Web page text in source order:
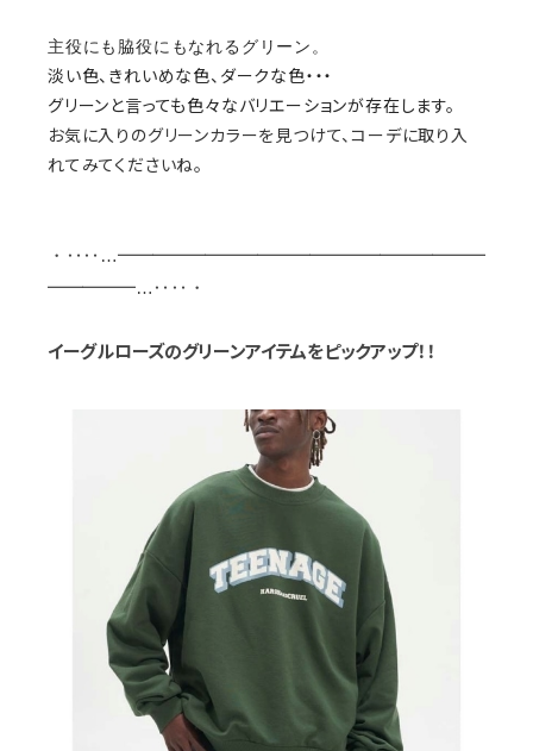
主役にも脇役にもなれるグリーン。
淡い色、きれいめな色、ダークな色・・・
グリーンと言っても色々なバリエーションが存在します。
お気に入りのグリーンカラーを見つけて、コーデに取り入
れてみてくださいね。
・‥‥…━━━━━━━━━━━━━━━━━━━━━
━━━━━…‥‥・
イーグルローズのグリーンアイテムをピックアップ！！